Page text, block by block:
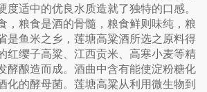
度适中的优良水质造就了独特的口感。
，粮食是酒的骨髓，粮食鲜则味纯，粮
是鱼米之乡，莲塘高粱酒所选之原料得
红缨子高粱、江西贡米、高寒小麦等精
酵酿造而成。酒曲中含有能使淀粉糖化
化的酵母菌。莲塘高粱从利用微生物到